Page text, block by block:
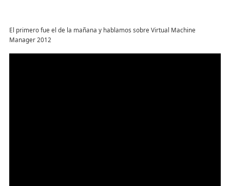
El primero fue el de la mañana y hablamos sobre Virtual Machine
Manager 2012